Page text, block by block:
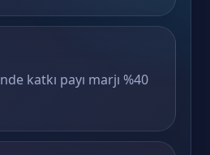
katkı payı marjı %40